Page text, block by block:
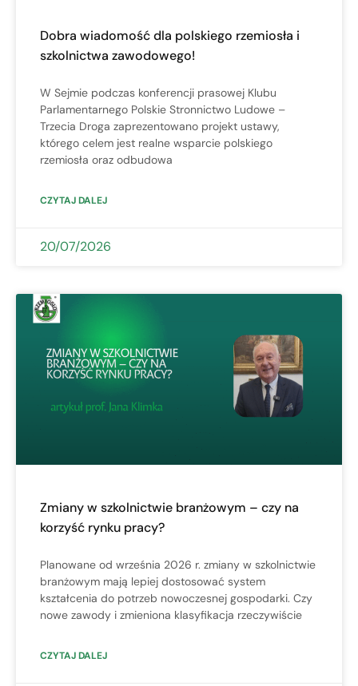
Dobra wiadomość dla polskiego rzemiosła i
szkolnictwa zawodowego!
W Sejmie podczas konferencji prasowej Klubu
Parlamentarnego Polskie Stronnictwo Ludowe –
Trzecia Droga zaprezentowano projekt ustawy,
którego celem jest realne wsparcie polskiego
rzemiosła oraz odbudowa
CZYTAJ DALEJ
20/07/2026
Zmiany w szkolnictwie branżowym – czy na
korzyść rynku pracy?
Planowane od września 2026 r. zmiany w szkolnictwie
branżowym mają lepiej dostosować system
kształcenia do potrzeb nowoczesnej gospodarki. Czy
nowe zawody i zmieniona klasyfikacja rzeczywiście
CZYTAJ DALEJ